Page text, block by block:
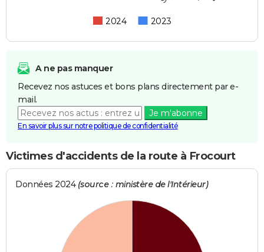
2024 2023
A ne pas manquer
Recevez nos astuces et bons plans directement par e-
mail.
Je m'abonne
En savoir plus sur notre politique de confidentialité
Victimes d'accidents de la route à Frocourt
Données 2024 (source : ministère de l'Intérieur)